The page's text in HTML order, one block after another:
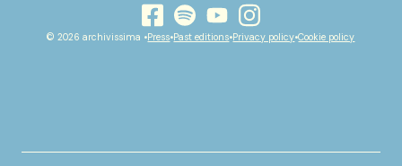
facebook
spotifyyoutubeinstagram
© 2026 archivissima •Press•Past editions•Privacy policy•Cookie policy